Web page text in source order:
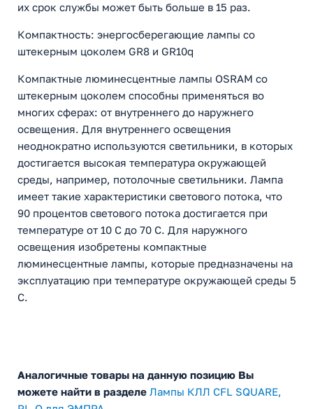
их срок службы может быть больше в 15 раз.
Компактность: энергосберегающие лампы со
штекерным цоколем GR8 и GR10q
Компактные люминесцентные лампы OSRAM со
штекерным цоколем способны применяться во
многих сферах: от внутреннего до наружнего
освещения. Для внутреннего освещения
неоднократно используются светильники, в которых
достигается высокая температура окружающей
среды, например, потолочные светильники. Лампа
имеет такие характеристики светового потока, что
90 процентов светового потока достигается при
температуре от 10 С до 70 С. Для наружного
освещения изобретены компактные
люминесцентные лампы, которые предназначены на
эксплуатацию при температуре окружающей среды 5
С.
Аналогичные товары на данную позицию Вы
можете найти в разделе Лампы КЛЛ CFL SQUARE,